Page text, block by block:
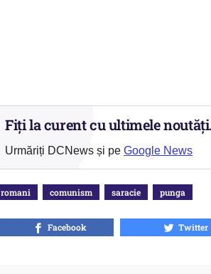
Fiți la curent cu ultimele
Urmăriți DCNews și pe Google News
romani comunism saracie punga
Facebook Twitter